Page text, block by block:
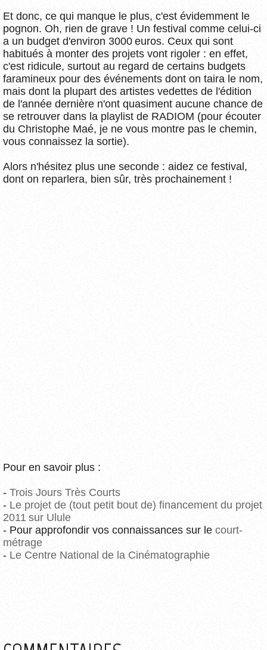
Et donc, ce qui manque le plus, c'est évidemment le
pognon. Oh, rien de grave ! Un festival comme celui-ci
a un budget d'environ 3000 euros. Ceux qui sont
habitués à monter des projets vont rigoler : en effet,
c'est ridicule, surtout au regard de certains budgets
faramineux pour des événements dont on taira le nom,
mais dont la plupart des artistes vedettes de l'édition
de l'année dernière n'ont quasiment aucune chance de
se retrouver dans la playlist de RADIOM (pour écouter
du Christophe Maé, je ne vous montre pas le chemin,
vous connaissez la sortie).
Alors n'hésitez plus une seconde : aidez ce festival,
dont on reparlera, bien sûr, très prochainement !
Pour en savoir plus :
- Trois Jours Très Courts
- Le projet de (tout petit bout de) financement du projet
2011 sur Ulule
- Pour approfondir vos connaissances sur le court-
métrage
- Le Centre National de la Cinématographie